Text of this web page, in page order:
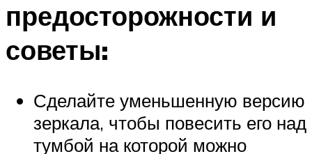
предосторожности и
советы:
Сделайте уменьшенную версию
зеркала, чтобы повесить его над
тумбой на которой можно